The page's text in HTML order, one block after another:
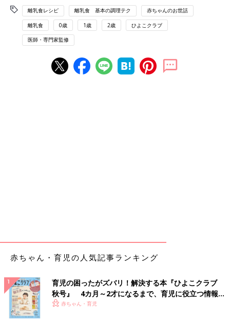
離乳食レシピ 離乳食 基本の調理テク 赤ちゃんのお世話
離乳食 0歳 1歳 2歳 ひよこクラブ
医師・専門家監修
赤ちゃん・育児の人気記事ランキング
育児の困ったがズバリ！解決する本『ひよこクラブ
秋号』 4カ月～2才になるまで、育児に役立つ情報が
いっぱい！
赤ちゃん・育児